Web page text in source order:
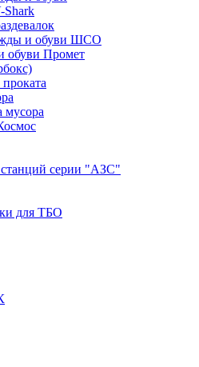
Shark
и обуви ШСО
обуви Промет
мусора
серии "АЗС"
для ТБО